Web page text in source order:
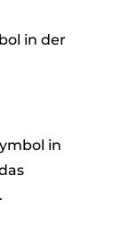
in der
in